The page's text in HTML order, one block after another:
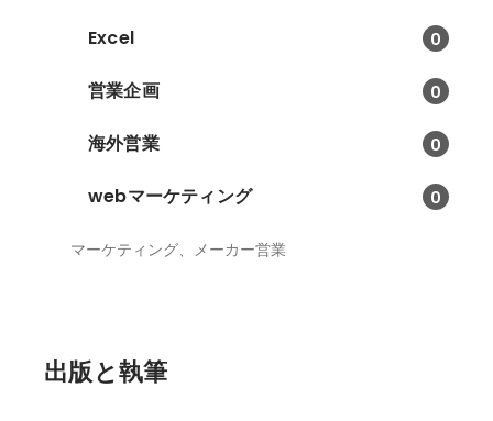
Excel 0
営業企画 0
海外営業 0
webマーケティング 0
マーケティング、メーカー営業
出版と執筆